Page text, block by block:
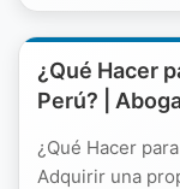
¿Qué Hacer
Perú? |
¿Qué Hacer
Adquirir una